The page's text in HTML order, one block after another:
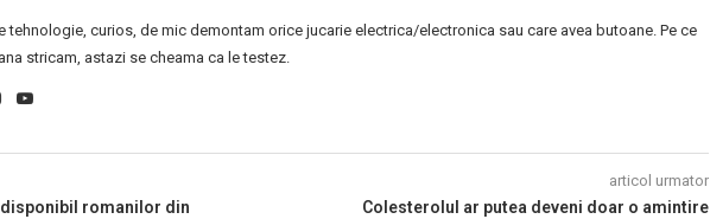
tehnologie, curios, de mic demontam orice jucarie electrica/electronica sau care avea butoane. Pe ce
stricam, astazi se cheama ca le testez.
romanilor din
articol urmator
Colesterolul ar putea deveni doar o amintire